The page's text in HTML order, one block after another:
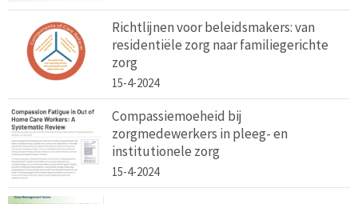
Richtlijnen voor beleidsmakers: van
residentiële zorg naar familiegerichte
zorg
15-4-2024
Compassiemoeheid bij
zorgmedewerkers in pleeg- en
institutionele zorg
15-4-2024